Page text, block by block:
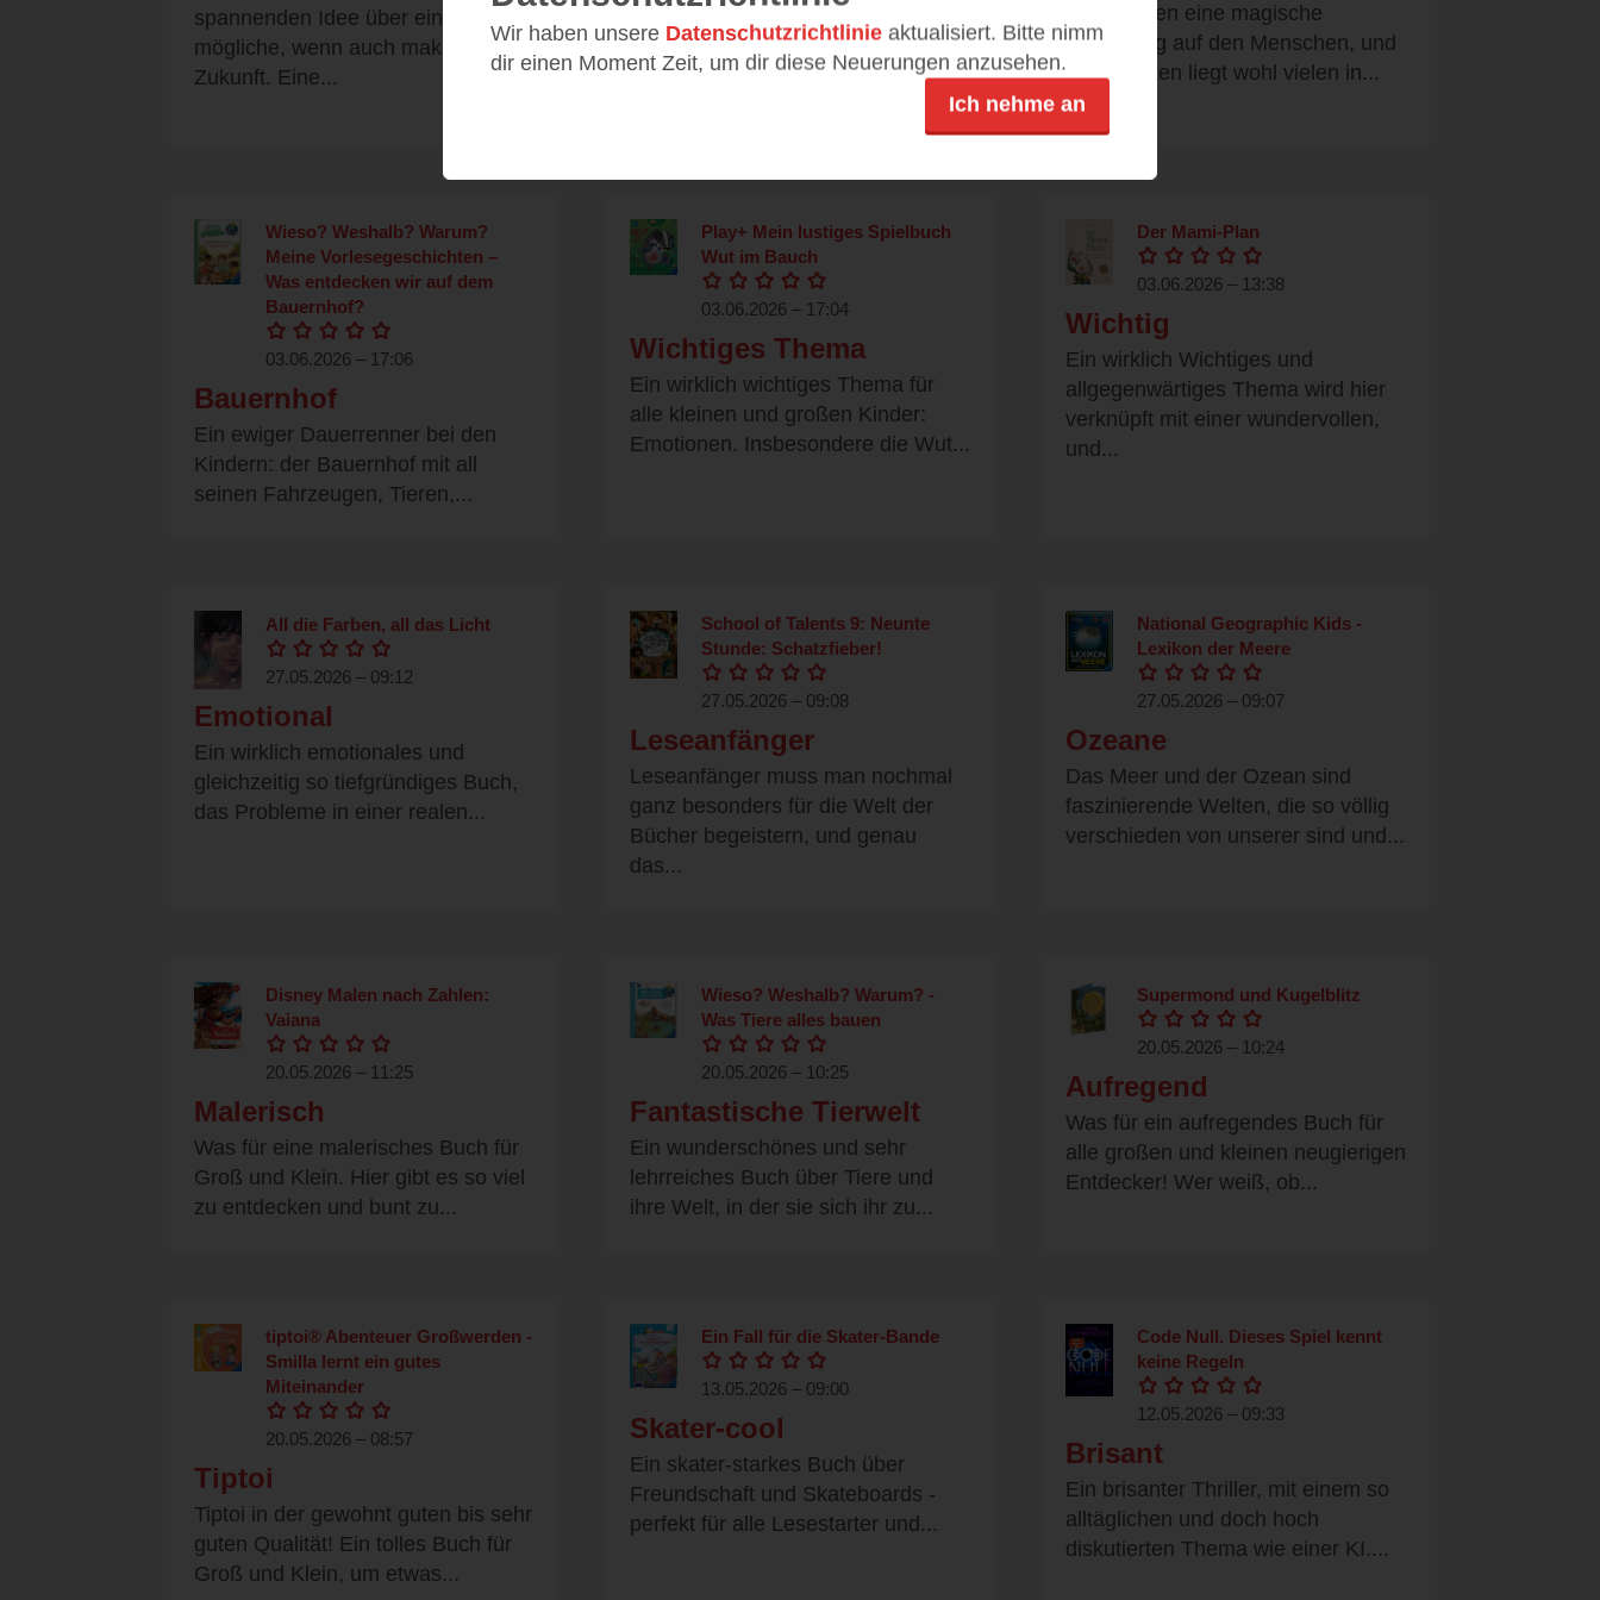
spannenden Idee über eine
mögliche, wenn auch makabre
Zukunft. Eine...
Der Herbst kommt und damit bald
auch wieder die Zeit zum
gemeinsamen Vorlesen und
Tiere haben eine magische
Anziehung auf den Menschen, und
sie zu retten liegt wohl vielen in...
Wieso? Weshalb? Warum?
Meine Vorlesegeschichten –
Was entdecken wir auf dem
Bauernhof?
03.06.2026 – 17:06
Bauernhof
Ein ewiger Dauerrenner bei den
Kindern: der Bauernhof mit all
seinen Fahrzeugen, Tieren,...
Play+ Mein lustiges Spielbuch
Wut im Bauch
03.06.2026 – 17:04
Wichtiges Thema
Ein wirklich wichtiges Thema für
alle kleinen und großen Kinder:
Emotionen. Insbesondere die Wut...
Der Mami-Plan
03.06.2026 – 13:38
Wichtig
Ein wirklich Wichtiges und
allgegenwärtiges Thema wird hier
verknüpft mit einer wundervollen,
und...
All die Farben, all das Licht
27.05.2026 – 09:12
Emotional
Ein wirklich emotionales und
gleichzeitig so tiefgründiges Buch,
das Probleme in einer realen...
School of Talents 9: Neunte
Stunde: Schatzfieber!
27.05.2026 – 09:08
Leseanfänger
Leseanfänger muss man nochmal
ganz besonders für die Welt der
Bücher begeistern, und genau
das...
National Geographic Kids -
Lexikon der Meere
27.05.2026 – 09:07
Ozeane
Das Meer und der Ozean sind
faszinierende Welten, die so völlig
verschieden von unserer sind und...
Disney Malen nach Zahlen:
Vaiana
20.05.2026 – 11:25
Malerisch
Was für eine malerisches Buch für
Groß und Klein. Hier gibt es so viel
zu entdecken und bunt zu...
Wieso? Weshalb? Warum? -
Was Tiere alles bauen
20.05.2026 – 10:25
Fantastische Tierwelt
Ein wunderschönes und sehr
lehrreiches Buch über Tiere und
ihre Welt, in der sie sich ihr zu...
Supermond und Kugelblitz
20.05.2026 – 10:24
Aufregend
Was für ein aufregendes Buch für
alle großen und kleinen neugierigen
Entdecker! Wer weiß, ob...
tiptoi® Abenteuer Großwerden -
Smilla lernt ein gutes
Miteinander
20.05.2026 – 08:57
Tiptoi
Tiptoi in der gewohnt guten bis sehr
guten Qualität! Ein tolles Buch für
Groß und Klein, um etwas...
Ein Fall für die Skater-Bande
13.05.2026 – 09:00
Skater-cool
Ein skater-starkes Buch über
Freundschaft und Skateboards -
perfekt für alle Lesestarter und...
Code Null. Dieses Spiel kennt
keine Regeln
12.05.2026 – 09:33
Brisant
Ein brisanter Thriller, mit einem so
alltäglichen und doch hoch
diskutierten Thema wie einer KI....
Wir haben unsere Datenschutzrichtlinie aktualisiert. Bitte nimm
dir einen Moment Zeit, um dir diese Neuerungen anzusehen.
Ich nehme an